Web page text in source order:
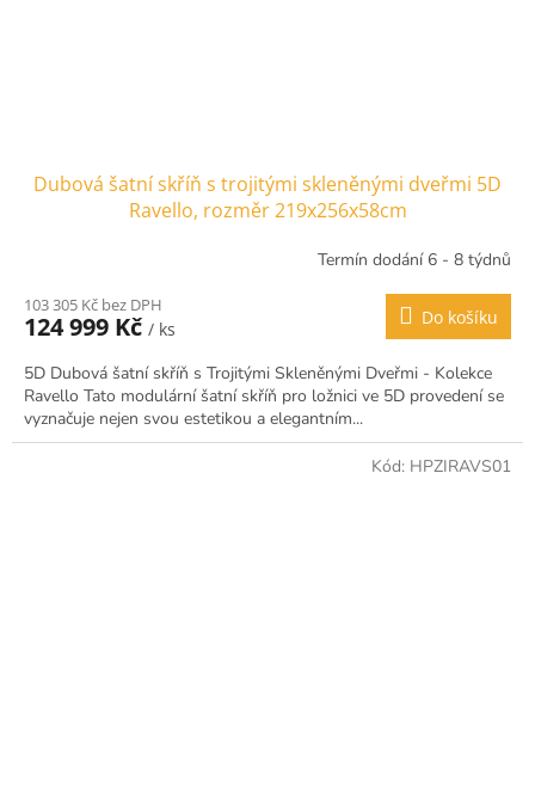
Dubová šatní skříň s trojitými skleněnými dveřmi 5D
Ravello, rozměr 219x256x58cm
Termín dodání 6 - 8 týdnů
103 305 Kč bez DPH
124 999 Kč / ks
Do košíku
5D Dubová šatní skříň s Trojitými Skleněnými Dveřmi - Kolekce
Ravello Tato modulární šatní skříň pro ložnici ve 5D provedení se
vyznačuje nejen svou estetikou a elegantním...
Kód: HPZIRAVS01